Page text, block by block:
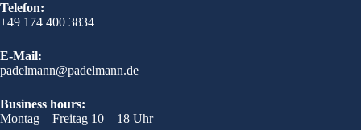
Telefon:
+49 174 400 3834
E-Mail:
padelmann@padelmann.de
Business hours:
Montag – Freitag 10 – 18 Uhr